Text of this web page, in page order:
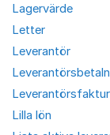
Lagervärde
Letter
Leverantör
Lilla lön